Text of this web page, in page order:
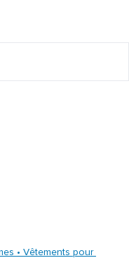
• Vêtements pour